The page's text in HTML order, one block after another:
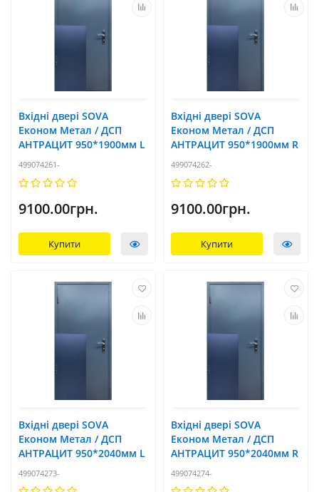
Вхідні двері SOVA
Економ Метал / ДСП
АНТРАЦИТ 950*1900мм L
499074261-
9100.00грн.
Купити
Вхідні двері SOVA
Економ Метал / ДСП
АНТРАЦИТ 950*1900мм R
499074262-
9100.00грн.
Купити
Вхідні двері SOVA
Економ Метал / ДСП
АНТРАЦИТ 950*2040мм L
499074273-
Вхідні двері SOVA
Економ Метал / ДСП
АНТРАЦИТ 950*2040мм R
499074274-